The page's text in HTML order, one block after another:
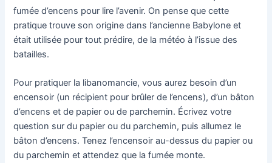
fumée d’encens pour lire l’avenir. On pense que cette
pratique trouve son origine dans l’ancienne Babylone et
était utilisée pour tout prédire, de la météo à l’issue des
batailles.
Pour pratiquer la libanomancie, vous aurez besoin d’un
encensoir (un récipient pour brûler de l’encens), d’un bâton
d’encens et de papier ou de parchemin. Écrivez votre
question sur du papier ou du parchemin, puis allumez le
bâton d’encens. Tenez l’encensoir au-dessus du papier ou
du parchemin et attendez que la fumée monte.